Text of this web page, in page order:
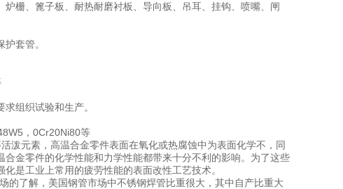
栅、篦子板、耐热耐磨衬板、导向板、吊耳、挂钩、喷嘴、闸
套管。
组织试验和生产。
，0Cr20Ni80等
泼元素，高温合金零件表面在氧化或热腐蚀中为表面化学不，同
金零件的化学性能和力学性能都带来十分不利的影响。为了这些
是工业上常用的疲劳性能的表面改性工艺技术。
了解，美国钢管市场中不锈钢焊管比重很大，其中自产比重大